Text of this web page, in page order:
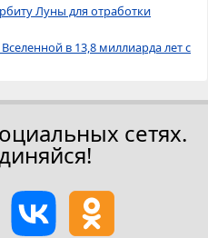
Луны для отработки
в 13,8 миллиарда лет с
сетях.